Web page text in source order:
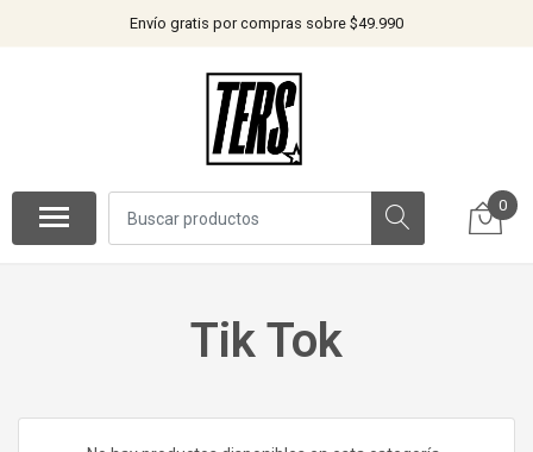
Envío gratis por compras sobre $49.990
0
Tik Tok